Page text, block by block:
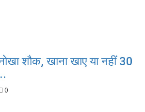
शौक, खाना खाए या नहीं 30
0